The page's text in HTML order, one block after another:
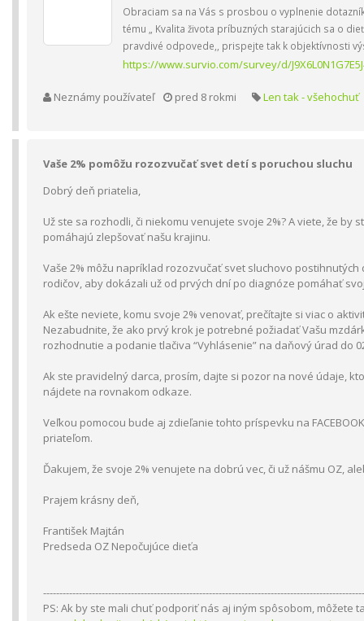
Obraciam sa na Vás s prosbou o vyplnenie
tému „ Kvalita života príbuzných starajúcich sa o
pravdivé odpovede,, prispejte tak k objektívnosti
https://www.survio.com/survey/d/
Neznámy používateľ pred 8 rokmi Len tak - všehochuť
Vaše 2% pomôžu rozozvučať svet detí s poruchou sluchu
Dobrý deň priatelia,
Už ste sa rozhodli, či niekomu venujete svoje 2%? A viete, že
pomáhajú zlepšovať našu krajinu.
Vaše 2% môžu napríklad rozozvučať svet sluchovo
rodičov, aby dokázali už od prvých dní po diagnóze pomáhať
Ak ešte neviete, komu svoje 2% venovať, prečítajte si viac o
Nezabudnite, že ako prvý krok je potrebné požiadať Vašu
rozhodnutie a podanie tlačiva “Vyhlásenie” na daňový úrad do
Ak ste pravidelný darca, prosím, dajte si pozor na nové údaje,
nájdete na rovnakom odkaze.
Veľkou pomocou bude aj zdieľanie tohto príspevku na
priateľom.
Ďakujem, že svoje 2% venujete na dobrú vec, či už nášmu OZ,
Prajem krásny deň,
František Majtán
Predseda OZ Nepočujúce dieťa
PS: Ak by ste mali chuť podporiť nás aj iným spôsobom,